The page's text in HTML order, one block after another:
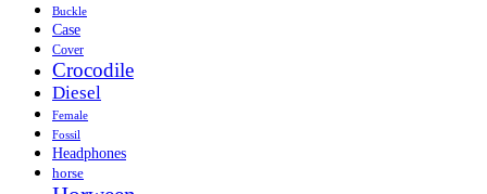
Buckle
Case
Cover
Crocodile
Diesel
Female
Fossil
Headphones
horse